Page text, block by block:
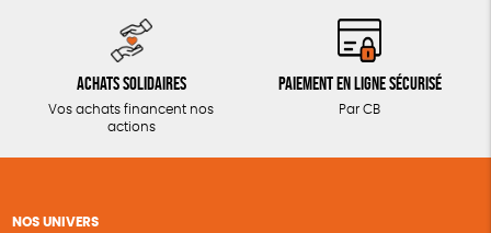
Achats solidaires
Vos achats financent nos
actions
Paiement en ligne sécurisé
Par CB
NOS UNIVERS